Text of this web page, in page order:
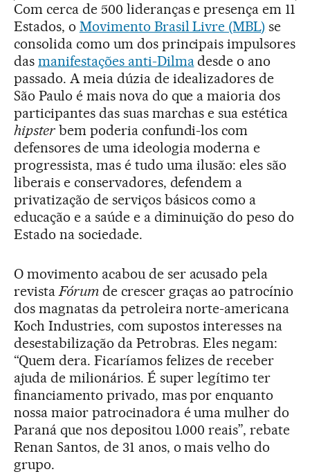
Com cerca de 500 lideranças e presença em 11
Estados, o Movimento Brasil Livre (MBL) se
consolida como um dos principais impulsores
das manifestações anti-Dilmadesde o ano
passado. A meia dúzia de idealizadores de
São Paulo é mais nova do que a maioria dos
participantes das suas marchas e sua estética
hipsterbem poderia confundi-los com
defensores de uma ideologia moderna e
progressista, mas é tudo uma ilusão: eles são
liberais e conservadores, defendem a
privatização de serviços básicos como a
educação e a saúde e a diminuição do peso do
Estado na sociedade.
O movimento acabou de ser acusado pela
revistaFórumde crescer graças ao patrocínio
dos magnatas da petroleira norte-americana
Koch Industries, com supostos interesses na
desestabilização da Petrobras. Eles negam:
“Quem dera. Ficaríamos felizes de receber
ajuda de milionários. É super legítimo ter
financiamento privado, mas por enquanto
nossa maior patrocinadora é uma mulher do
Paraná que nos depositou 1.000 reais”, rebate
Renan Santos, de 31 anos, o mais velho do
grupo.